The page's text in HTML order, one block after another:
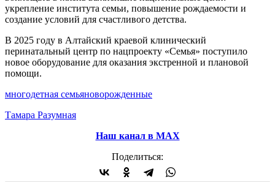
укрепление института семьи, повышение рождаемости и
создание условий для счастливого детства.
В 2025 году в Алтайский краевой клинический
перинатальный центр по нацпроекту «Семья» поступило
новое оборудование для оказания экстренной и плановой
помощи.
многодетная семьяноворожденные
Тамара Разумная
Наш канал в МАХ
Поделиться: